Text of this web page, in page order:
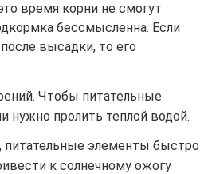
время корни не смогут
бессмысленна. Если
высадки, то его
Чтобы питательные
нужно пролить теплой водой.
элементы быстро
к солнечному ожогу